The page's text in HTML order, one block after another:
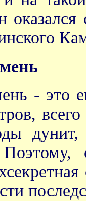
- это
дунит,